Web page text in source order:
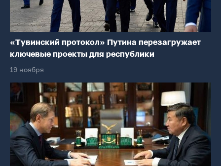
«Тувинский протокол» Путина перезагружает
ключевые проекты для республики
19 ноября